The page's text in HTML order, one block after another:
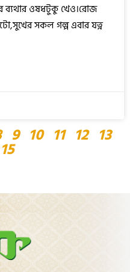
ব্যথার ওষধটুকু খেও।রোজ
সকল গল্প এবার যত্ন
9 10 11 12 13
15